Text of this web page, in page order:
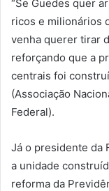
“Se Guedes quer
ricos e milionários
venha querer tirar
reforçando que a
centrais foi
(Associação
Federal).
Já o presidente da
a unidade
reforma da